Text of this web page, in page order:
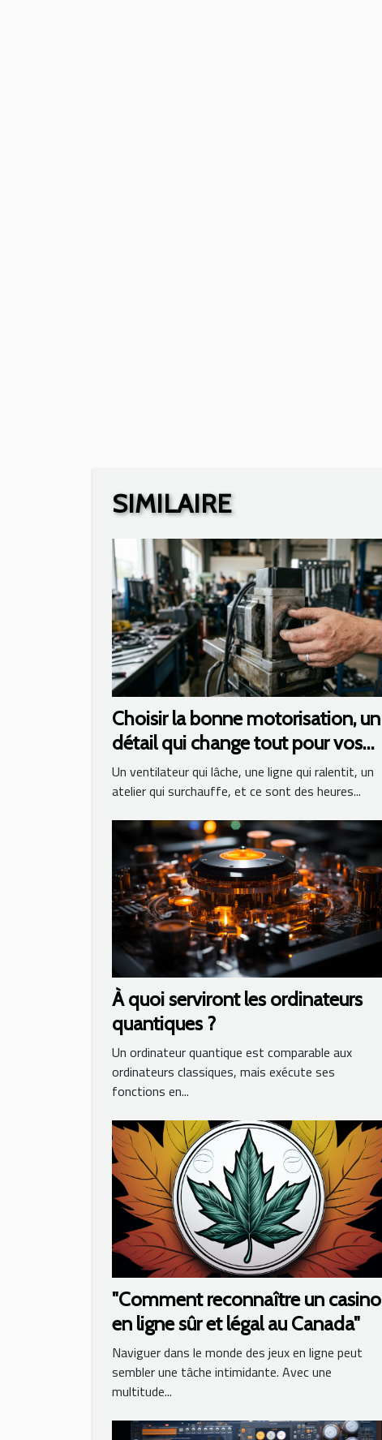
SIMILAIRE
Choisir la bonne motorisation, un
détail qui change tout pour vos
équipements
Un ventilateur qui lâche, une ligne qui ralentit, un
atelier qui surchauffe, et ce sont des heures...
À quoi serviront les ordinateurs
quantiques ?
Un ordinateur quantique est comparable aux
ordinateurs classiques, mais exécute ses
fonctions en...
"Comment reconnaître un casino
en ligne sûr et légal au Canada"
Naviguer dans le monde des jeux en ligne peut
sembler une tâche intimidante. Avec une
multitude...